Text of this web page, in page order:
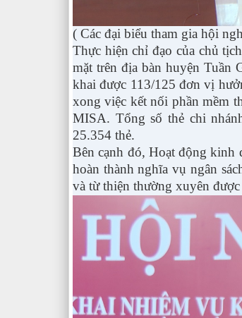
( Các đại biểu tham gia hội
Thực hiện chỉ đạo của chủ
mặt trên địa bàn huyện Tuần
khai được 113/125 đơn vị
xong việc kết nối phần mềm
MISA. Tổng số thẻ chi
25.354 thẻ.
Bên cạnh đó, Hoạt động kinh
hoàn thành nghĩa vụ ngân
và từ thiện thường xuyên được